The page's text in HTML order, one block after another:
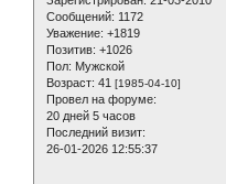
Сообщений: 1172
Уважение: +1819
Позитив: +1026
Пол: Мужской
Возраст: 41 [1985-04-10]
Провел на форуме:
20 дней 5 часов
Последний визит:
26-01-2026 12:55:37